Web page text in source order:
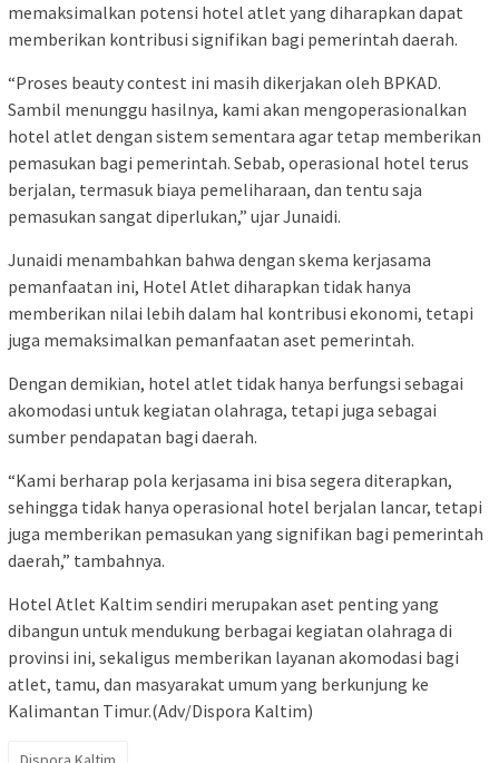
memaksimalkan potensi hotel atlet yang diharapkan dapat
memberikan kontribusi signifikan bagi pemerintah daerah.
“Proses beauty contest ini masih dikerjakan oleh BPKAD.
Sambil menunggu hasilnya, kami akan mengoperasionalkan
hotel atlet dengan sistem sementara agar tetap memberikan
pemasukan bagi pemerintah. Sebab, operasional hotel terus
berjalan, termasuk biaya pemeliharaan, dan tentu saja
pemasukan sangat diperlukan,” ujar Junaidi.
Junaidi menambahkan bahwa dengan skema kerjasama
pemanfaatan ini, Hotel Atlet diharapkan tidak hanya
memberikan nilai lebih dalam hal kontribusi ekonomi, tetapi
juga memaksimalkan pemanfaatan aset pemerintah.
Dengan demikian, hotel atlet tidak hanya berfungsi sebagai
akomodasi untuk kegiatan olahraga, tetapi juga sebagai
sumber pendapatan bagi daerah.
“Kami berharap pola kerjasama ini bisa segera diterapkan,
sehingga tidak hanya operasional hotel berjalan lancar, tetapi
juga memberikan pemasukan yang signifikan bagi pemerintah
daerah,” tambahnya.
Hotel Atlet Kaltim sendiri merupakan aset penting yang
dibangun untuk mendukung berbagai kegiatan olahraga di
provinsi ini, sekaligus memberikan layanan akomodasi bagi
atlet, tamu, dan masyarakat umum yang berkunjung ke
Kalimantan Timur.(Adv/Dispora Kaltim)